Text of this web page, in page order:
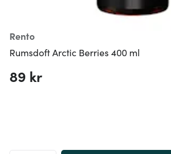
Rento
Rumsdoft Arctic Berries 400 ml
89 kr